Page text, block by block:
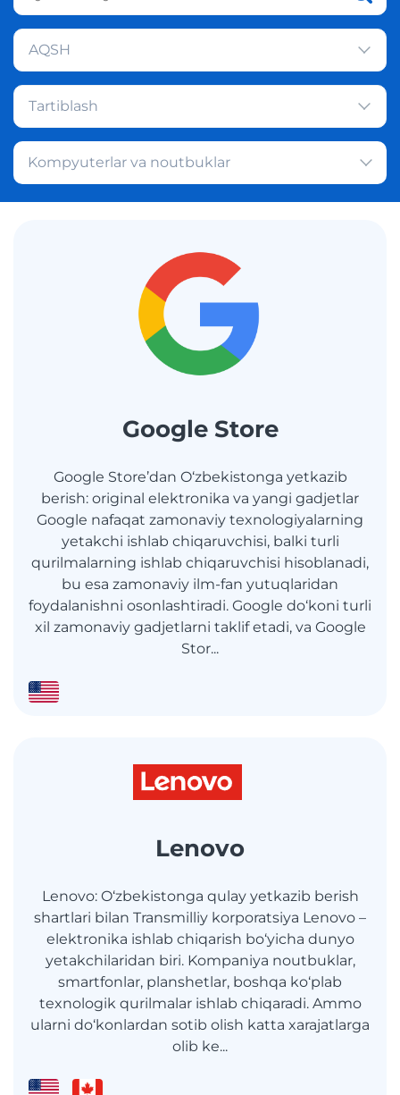
AQSH
Tartiblash
Kompyuterlar va noutbuklar
Google Store
Google Store’dan O‘zbekistonga yetkazib
berish: original elektronika va yangi gadjetlar
Google nafaqat zamonaviy texnologiyalarning
yetakchi ishlab chiqaruvchisi, balki turli
qurilmalarning ishlab chiqaruvchisi hisoblanadi,
bu esa zamonaviy ilm-fan yutuqlaridan
foydalanishni osonlashtiradi. Google do‘koni turli
xil zamonaviy gadjetlarni taklif etadi, va Google
Stor...
Lenovo
Lenovo: O‘zbekistonga qulay yetkazib berish
shartlari bilan Transmilliy korporatsiya Lenovo –
elektronika ishlab chiqarish bo‘yicha dunyo
yetakchilaridan biri. Kompaniya noutbuklar,
smartfonlar, planshetlar, boshqa ko‘plab
texnologik qurilmalar ishlab chiqaradi. Ammo
ularni do‘konlardan sotib olish katta xarajatlarga
olib ke...